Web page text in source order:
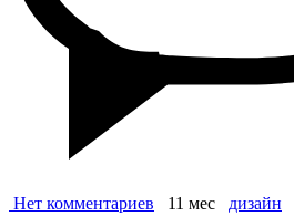
Нет комментариев 11 мес дизайн